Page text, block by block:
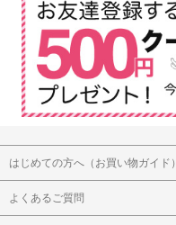
はじめての方へ（お買い物ガイド）
よくあるご質問